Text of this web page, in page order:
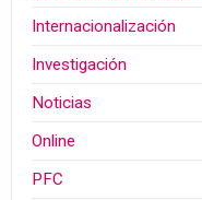
Internacionalización
Investigación
Noticias
Online
PFC